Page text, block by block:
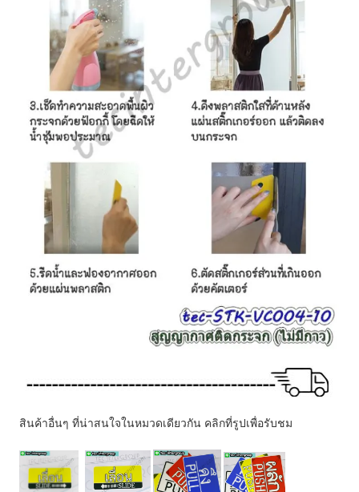
สินค้าอื่นๆ ที่น่าสนใจในหมวดเดียวกัน คลิกที่รูปเพื่อรับชม